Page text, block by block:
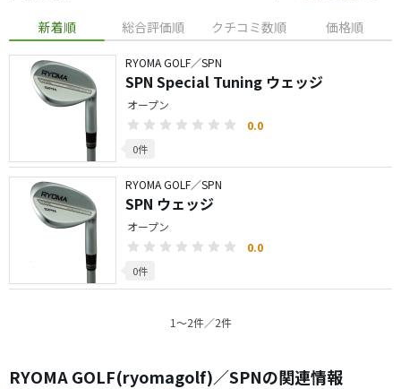
新着順 総合評価順 クチコミ数順 価格順
RYOMA GOLF／SPN
SPN Special Tuning ウェッジ
オープン
0.0
0件
RYOMA GOLF／SPN
SPN ウェッジ
オープン
0.0
0件
1〜2件／2件
RYOMA GOLF(ryomagolf)／SPNの関連情報